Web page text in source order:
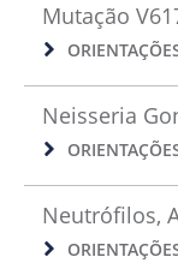
Mutação
Neisseria
Neutrófilos,